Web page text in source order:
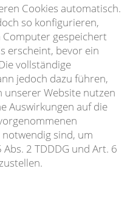
Cookies automatisch.
so konfigurieren,
Computer gespeichert
erscheint, bevor ein
vollständige
jedoch dazu führen,
unserer Website nutzen
Auswirkungen auf die
sind, um
2 TDDDG und Art. 6